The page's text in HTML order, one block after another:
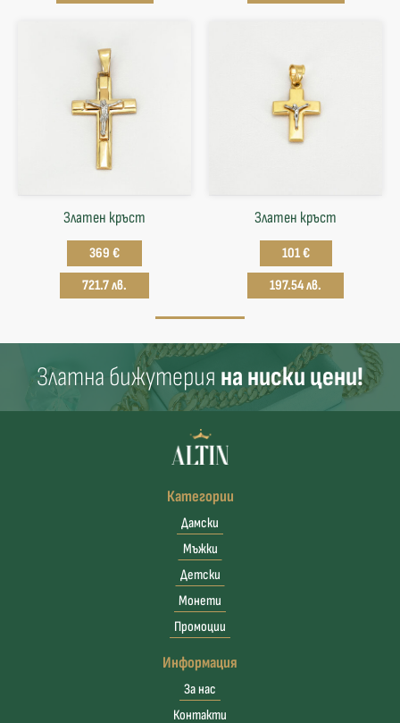
Златен кръст
369 €
721.7 лв.
Златен кръст
101 €
197.54 лв.
Златна бижутерия на ниски цени!
Категории
Дамски
Мъжки
Детски
Монети
Промоции
Информация
За нас
Контакти